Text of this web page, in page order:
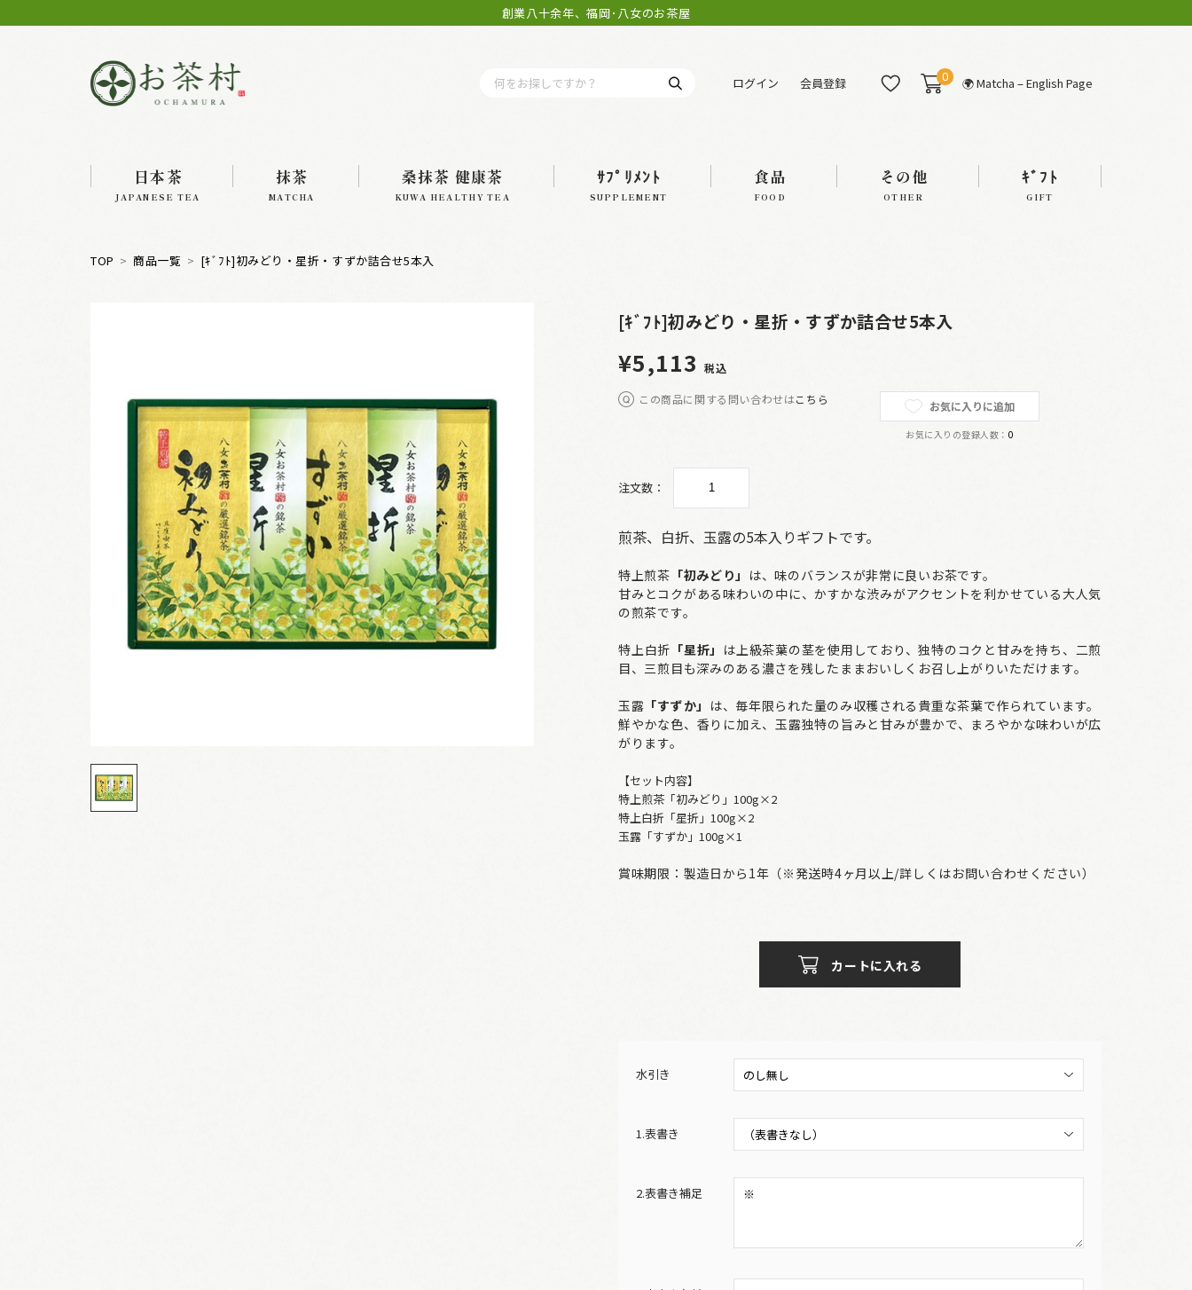
創業八十余年、福岡･八女のお茶屋
ログイン 会員登録 0 🌍 Matcha – English Page
日本茶
JAPANESE TEA
抹茶
MATCHA
桑抹茶 健康茶
KUWA HEALTHY TEA
ｻﾌﾟﾘﾒﾝﾄ
SUPPLEMENT
食品
FOOD
その他
OTHER
ｷﾞﾌﾄ
GIFT
TOP 商品一覧 [ｷﾞﾌﾄ]初みどり・星折・すずか詰合せ5本入
[ｷﾞﾌﾄ]初みどり・星折・すずか詰合せ5本入
¥5,113 税込
この商品に関する問い合わせはこちら お気に入りに追加
お気に入りの登録人数： 0
注文数：
煎茶、白折、玉露の5本入りギフトです。
特上煎茶 「初みどり」 は、味のバランスが非常に良いお茶です。
甘みとコクがある味わいの中に、かすかな渋みがアクセントを利かせている大人気
の煎茶です。
特上白折 「星折」 は上級茶葉の茎を使用しており、独特のコクと甘みを持ち、二煎
目、三煎目も深みのある濃さを残したままおいしくお召し上がりいただけます。
玉露 「すずか」 は、毎年限られた量のみ収穫される貴重な茶葉で作られています。
鮮やかな色、香りに加え、玉露独特の旨みと甘みが豊かで、まろやかな味わいが広
がります。
【セット内容】
特上煎茶「初みどり」100g×2
特上白折「星折」100g×2
玉露「すずか」100g×1
賞味期限：製造日から1年（※発送時4ヶ月以上/詳しくはお問い合わせください）
カートに入れる
水引き
1.表書き
2.表書き補足